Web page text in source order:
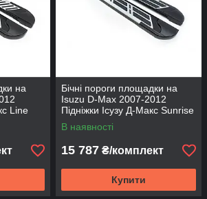
на
Line
Бічні пороги площадки на
Isuzu D-Max 2007-2012
Підніжки Ісузу Д-Макс Sunrise
В наявності
15 787 ₴/комплект
Купити